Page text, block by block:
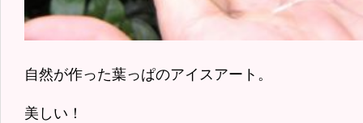
自然が作った葉っぱのアイスアート。
美しい！